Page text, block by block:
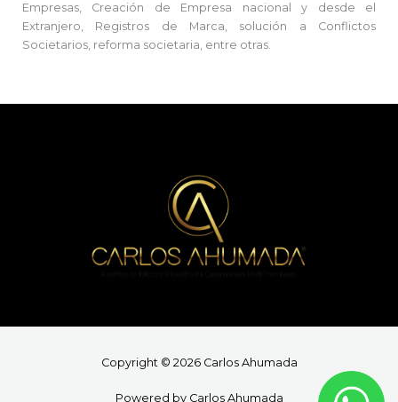
Empresas, Creación de Empresa nacional y desde el
Extranjero, Registros de Marca, solución a Conflictos
Societarios, reforma societaria, entre otras.
Copyright © 2026 Carlos Ahumada
Powered by Carlos Ahumada